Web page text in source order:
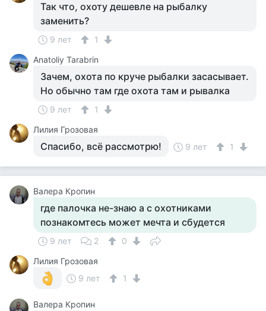
Так что, охоту дешевле на рыбалку
заменить?
9 лет
1
Anatoliy Tarabrin
Зачем, охота по круче рыбалки засасывает.
Но обычно там где охота там и рывалка
9 лет
1
Лилия Грозовая
Спасибо, всё рассмотрю! 9 лет 1
Валера Кропин
где палочка не-знаю а с охотниками
познакомтесь может мечта и сбудется
9 лет 2
0
Лилия Грозовая
9 лет
1
Валера Кропин